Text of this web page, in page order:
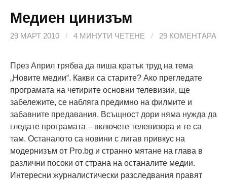
Медиен цинизъм
29 МАРТ 2010 / 4 МИНУТИ ЧЕТЕНЕ / 29 КОМЕНТАРА
През Април трябва да пиша кратък труд на тема
„Новите медии“. Какви са старите? Ако прегледате
програмата на четирите основни телевизии, ще
забележите, се набляга предимно на филмите и
забавните предавания. Всъщност дори няма нужда да
гледате програмата – включете телевизора и те са
там. Останалото са новини с лигав привкус на
модернизъм от Pro.bg и странно мятане на глава в
различни посоки от страна на останалите медии.
Интересни журналистически разследвания правят